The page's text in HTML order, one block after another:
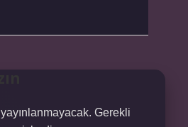
Gerekli